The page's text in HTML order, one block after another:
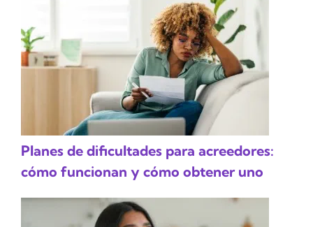
Planes de dificultades para acreedores:
cómo funcionan y cómo obtener uno